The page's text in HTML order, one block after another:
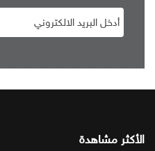
الأكثر مشاهدة